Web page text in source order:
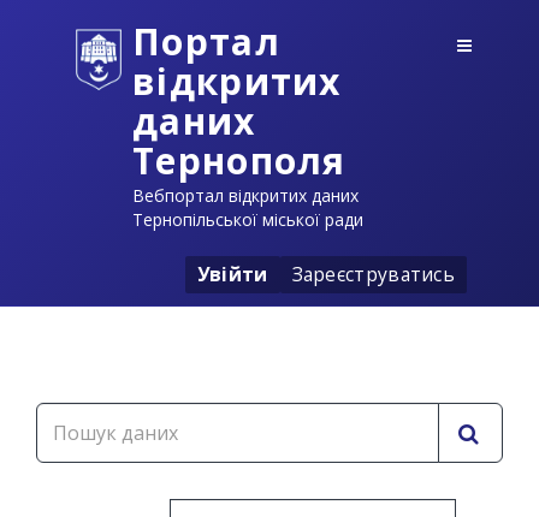
Портал
відкритих
даних
Тернополя
Вебпортал відкритих даних
Тернопільської міської ради
Увійти Зареєструватись